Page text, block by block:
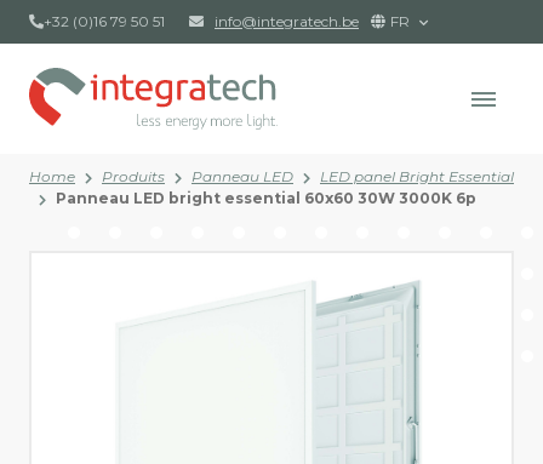
+32 (0)16 79 50 51 info@integratech.be FR
Home Produits Panneau LED
LED panel Bright Essential
Panneau LED bright essential 60x60 30W 3000K 6p